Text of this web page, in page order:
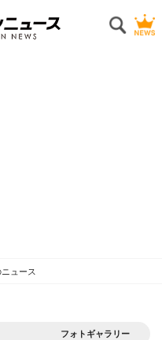
ュース
フォトギャラリー